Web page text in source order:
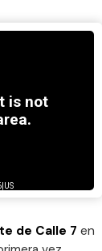
de Calle 7 en